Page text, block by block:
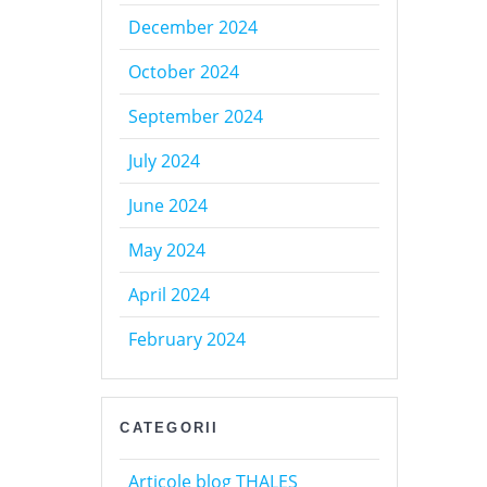
December 2024
October 2024
September 2024
July 2024
June 2024
May 2024
April 2024
February 2024
CATEGORII
Articole blog THALES